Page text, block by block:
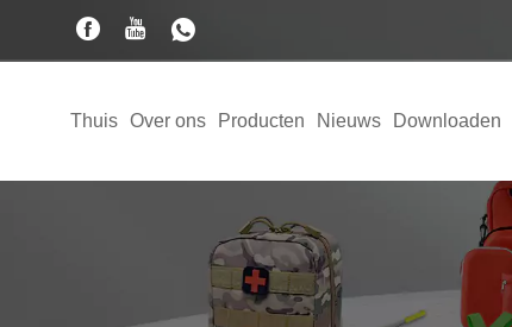
Thuis Over ons Producten Nieuws Downloaden